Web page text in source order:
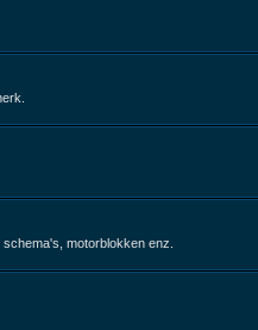
motorblokken enz.